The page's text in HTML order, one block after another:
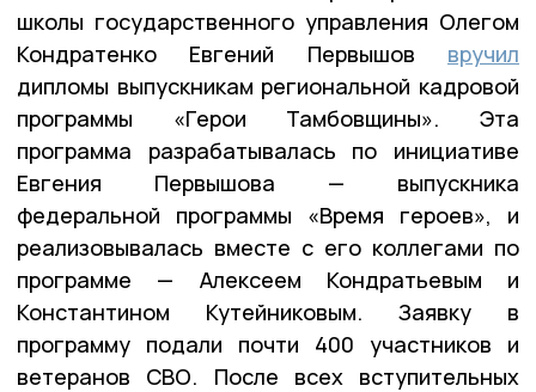
школы государственного управления Олегом
Кондратенко Евгений Первышов вручил
дипломы выпускникам региональной кадровой
программы «Герои Тамбовщины». Эта
программа разрабатывалась по инициативе
Евгения Первышова — выпускника
федеральной программы «Время героев», и
реализовывалась вместе с его коллегами по
программе — Алексеем Кондратьевым и
Константином Кутейниковым. Заявку в
программу подали почти 400 участников и
ветеранов СВО. После всех вступительных